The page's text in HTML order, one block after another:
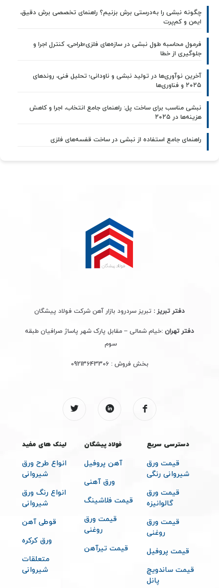
چگونه نبشی را به‌درستی برش بزنیم؟ راهنمای تخصصی برش دقیق،
ایمن و کم‌پرت
فرمول محاسبه طول نبشی در سازه‌های فلزی؛طراحی، کنترل اجرا و
جلوگیری از خطا
آخرین نوآوری‌ها در تولید نبشی و ناودانی؛ تحلیل فنی، روندهای
۲۰۲۵ و فناوری‌ها
نبشی مناسب برای ساخت پل: راهنمای جامع انتخاب، اجرا و کاهش
هزینه‌ها در ۲۰۲۵
راهنمای جامع استفاده از نبشی در ساخت قفسه‌های فلزی
دفتر تبریز : تبریز سردرود بازار آهن شرکت فولاد پیشگان
دفتر تهران :خیام شمالی – مقابل پارک شهر پاساژ صرافیان طبقه
سوم
بخش فروش :09213643306
دسترسی سریع
قیمت ورق
شیروانی رنگی
قیمت ورق
گالوانیزه
قیمت ورق
روغنی
قیمت پروفیل
قیمت ساندویچ
پانل
فولاد پیشگان
آهن پروفیل
ورق آهنی
قیمت فلاشینگ
قیمت ورق
روغنی
قیمت تیرآهن
لینک های مفید
انواع طرح ورق
شیروانی
انواع رنگ ورق
شیروانی
قوطی آهن
ورق کرکره
متعلقات
شیروانی